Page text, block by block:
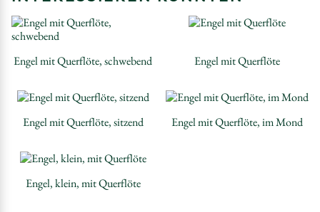
Engel mit Querflöte, schwebend Engel mit Querflöte
Engel mit Querflöte, sitzend Engel mit Querflöte, im Mond
Engel, klein, mit Querflöte